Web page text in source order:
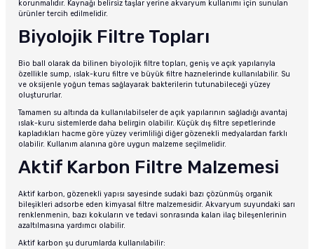
korunmalıdır. Kaynağı belirsiz taşlar yerine akvaryum kullanımı için sunulan
ürünler tercih edilmelidir.
Biyolojik Filtre Topları
Bio ball olarak da bilinen biyolojik filtre topları, geniş ve açık yapılarıyla
özellikle sump, ıslak-kuru filtre ve büyük filtre haznelerinde kullanılabilir. Su
ve oksijenle yoğun temas sağlayarak bakterilerin tutunabileceği yüzey
oluştururlar.
Tamamen su altında da kullanılabilseler de açık yapılarının sağladığı avantaj
ıslak-kuru sistemlerde daha belirgin olabilir. Küçük dış filtre sepetlerinde
kapladıkları hacme göre yüzey verimliliği diğer gözenekli medyalardan farklı
olabilir. Kullanım alanına göre uygun malzeme seçilmelidir.
Aktif Karbon Filtre Malzemesi
Aktif karbon, gözenekli yapısı sayesinde sudaki bazı çözünmüş organik
bileşikleri adsorbe eden kimyasal filtre malzemesidir. Akvaryum suyundaki sarı
renklenmenin, bazı kokuların ve tedavi sonrasında kalan ilaç bileşenlerinin
azaltılmasına yardımcı olabilir.
Aktif karbon şu durumlarda kullanılabilir: